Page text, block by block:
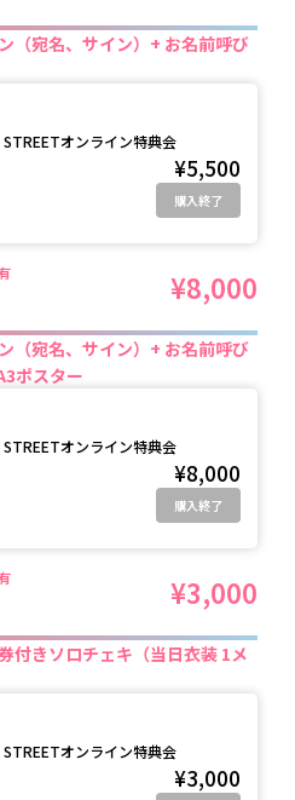
（宛名、サイン）+ お名前呼び
STREETオンライン特典会
¥5,500
購入終了
¥8,000
（宛名、サイン）+ お名前呼び
ポスター
STREETオンライン特典会
¥8,000
購入終了
¥3,000
付きソロチェキ（当日衣装 1メ
STREETオンライン特典会
¥3,000